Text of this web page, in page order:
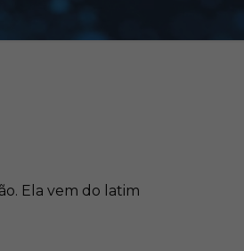
Ela vem do latim